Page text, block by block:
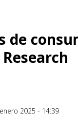
de
2025 - 14:39